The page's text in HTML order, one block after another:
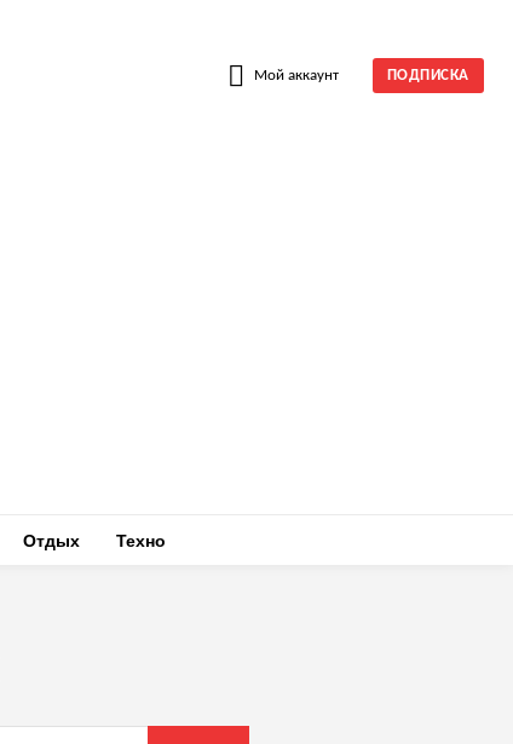
Мой аккаунт ПОДПИСКА
Отдых Техно